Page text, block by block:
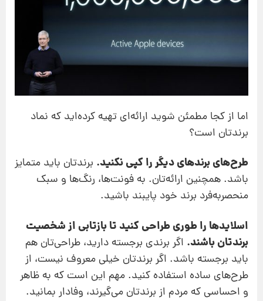
اما از کجا مطمئن شوید ارائه‌ای تهیه کرده‌اید که نماد
برندتان است؟
طرح‌های برندهای دیگر را کپی نکنید. برندتان باید متمایز
باشد. همچنین ارائه‌‌تان. به فونت‌ها، رنگ‌ها و سبک
منحصربه‌فرد برند خود پایبند باشید.
اسلایدها را طوری طراحی کنید تا بازتابی از شخصیت
برندتان باشند. اگر برندی برجسته دارید، طراحی‌تان هم
باید برجسته باشد. اگر برندتان خیلی معروف نیست، از
طرح‌های ساده استفاده کنید. مهم این است که به ظاهر
و احساسی که مردم از برندتان می‌گیرند، وفادار بمانید.